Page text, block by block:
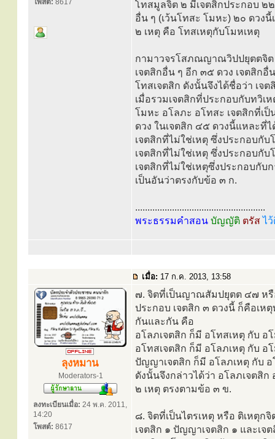
โพสต์: 8617
โทสมูลจิต ๒ มีเจตสิกประกอบ ๒
อื่น ๆ (เว้นโทสะ โมหะ) ๒๐ ดวง
๒ เหตุ คือ โทสเหตุกับโมหเหตุ
กามาวจรโสภณญาณวิปปยุตตจิต
เจตสิกอื่น ๆ อีก ๓๕ ดวง เจตสิก
โทสเจตสิก ดังนั้นจึงได้ชื่อว่า เจ
เมื่อรวมเจตสิกที่ประกอบกับทวิ
โมหะ อโลภะ อโทสะ เจตสิกที่เ
ดวง ในเจตสิก ๔๕ ดวงนี้แหละที่
เจตสิกที่ไม่ใช่เหตุ ซึ่งประกอบกั
เจตสิกที่ไม่ใช่เหตุ ซึ่งประกอบกั
เจตสิกที่ไม่ใช่เหตุซึ่งประกอบกับ
เป็นอันว่าตรงกับข้อ ๓ ก.
.....................................................
พระธรรมคำสอน บัญญัติ ตรัสไ
เมื่อ: 17 ก.ค. 2013, 13:58
ลุงหมาน
Moderators-1
ลงทะเบียนเมื่อ: 24 พ.ค. 2011,
14:20
โพสต์: 8617
๗. จิตที่เป็นญาณสัมปยุตต ๔๗ หรื
ประกอบ เจตสิก ๓ ดวงนี้ ก็คือเห
กันและกัน คือ
อโลภเจตสิก ก็มี อโทสเหตุ กับ อ
อโทสเจตสิก ก็มี อโลภเหตุ กับ อ
ปัญญาเจตสิก ก็มี อโลภเหตุ กับ อ
ดังนั้นจึงกล่าวได้ว่า อโลภเจตสิ
๒ เหตุ ตรงตามข้อ ๓ ข.
๘. จิตที่เป็นไตรเหตุ หรือ ติเหตุก
เจตสิก ๑ ปัญญาเจตสิก ๑ และเจ